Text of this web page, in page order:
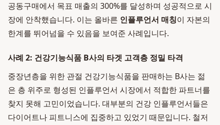
공동구매에서 목표 매출의 300%를 달성하며 성공적으로 시
장에 안착했습니다. 이는 올바른 인플루언서 매칭이 자본의
한계를 뛰어넘을 수 있음을 보여준 사례입니다.
사례 2: 건강기능식품 B사의 타겟 고객층 정밀 타격
중장년층을 위한 관절 건강기능식품을 판매하는 B사는 젊
은 층 위주로 형성된 인플루언서 시장에서 적합한 파트너를
찾지 못해 고민이었습니다. 대부분의 건강 인플루언서들은
다이어트나 피트니스에 집중하고 있었기 때문입니다. 철저